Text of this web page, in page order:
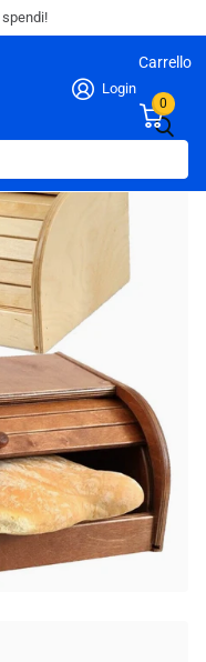
spendi!
Login
Carrello
0